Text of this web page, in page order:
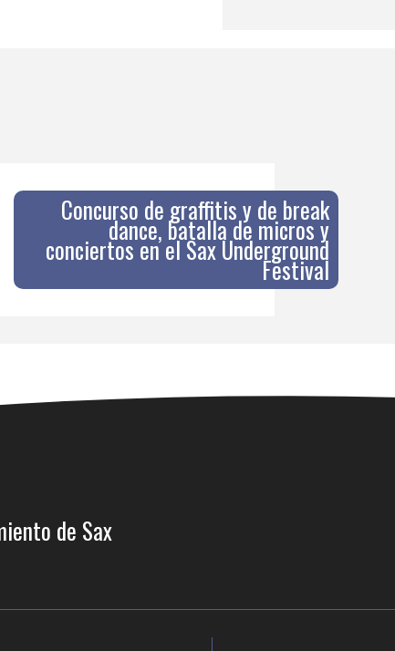
Concurso de graffitis y de break
dance, batalla de micros y
conciertos en el Sax Underground
Festival
de Sax